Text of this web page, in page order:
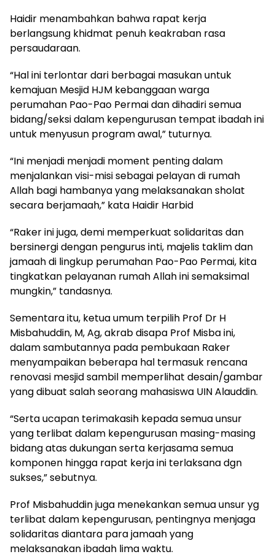
Haidir menambahkan bahwa rapat kerja
berlangsung khidmat penuh keakraban rasa
persaudaraan.
“Hal ini terlontar dari berbagai masukan untuk
kemajuan Mesjid HJM kebanggaan warga
perumahan Pao-Pao Permai dan dihadiri semua
bidang/seksi dalam kepengurusan tempat ibadah ini
untuk menyusun program awal,” tuturnya.
“Ini menjadi menjadi moment penting dalam
menjalankan visi-misi sebagai pelayan di rumah
Allah bagi hambanya yang melaksanakan sholat
secara berjamaah,” kata Haidir Harbid
“Raker ini juga, demi memperkuat solidaritas dan
bersinergi dengan pengurus inti, majelis taklim dan
jamaah di lingkup perumahan Pao-Pao Permai, kita
tingkatkan pelayanan rumah Allah ini semaksimal
mungkin,” tandasnya.
Sementara itu, ketua umum terpilih Prof Dr H
Misbahuddin, M, Ag, akrab disapa Prof Misba ini,
dalam sambutannya pada pembukaan Raker
menyampaikan beberapa hal termasuk rencana
renovasi mesjid sambil memperlihat desain/gambar
yang dibuat salah seorang mahasiswa UIN Alauddin.
“Serta ucapan terimakasih kepada semua unsur
yang terlibat dalam kepengurusan masing-masing
bidang atas dukungan serta kerjasama semua
komponen hingga rapat kerja ini terlaksana dgn
sukses,” sebutnya.
Prof Misbahuddin juga menekankan semua unsur yg
terlibat dalam kepengurusan, pentingnya menjaga
solidaritas diantara para jamaah yang
melaksanakan ibadah lima waktu.